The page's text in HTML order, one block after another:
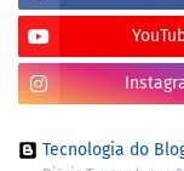
Tecnologia do